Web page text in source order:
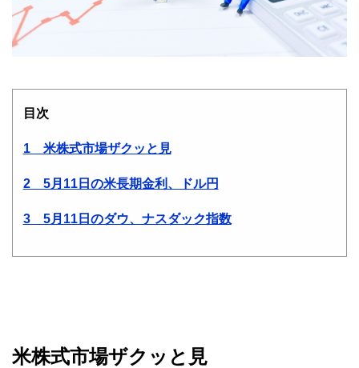
目次
1 米株式市場ザクッと見
2 5月11日の米長期金利、ドル円
3 5月11日のダウ、ナスダック指数
米株式市場ザクッと見